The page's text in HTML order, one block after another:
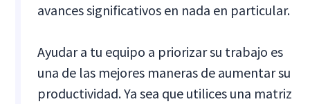
avances significativos en nada en particular.
Ayudar a tu equipo a priorizar su trabajo es
una de las mejores maneras de aumentar su
productividad. Ya sea que utilices una matriz